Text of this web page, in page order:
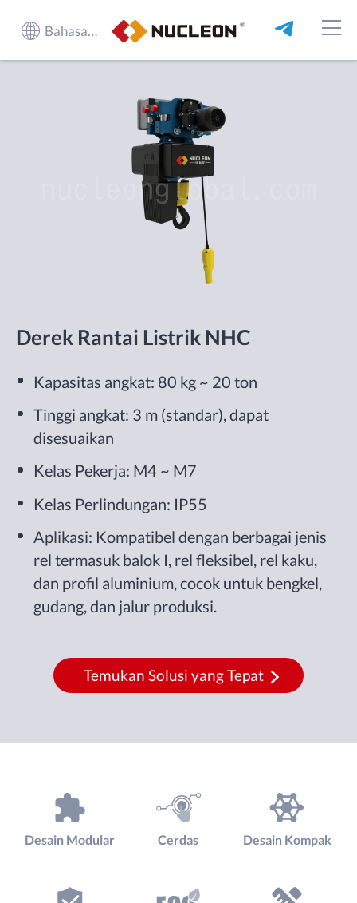
Bahasa Indonesia
Derek Rantai Listrik NHC
Kapasitas angkat: 80 kg ~ 20 ton
Tinggi angkat: 3 m (standar), dapat
disesuaikan
Kelas Pekerja: M4 ~ M7
Kelas Perlindungan: IP55
Aplikasi: Kompatibel dengan berbagai jenis
rel termasuk balok I, rel fleksibel, rel kaku,
dan profil aluminium, cocok untuk bengkel,
gudang, dan jalur produksi.
Temukan Solusi yang Tepat
Desain Modular Cerdas Desain Kompak